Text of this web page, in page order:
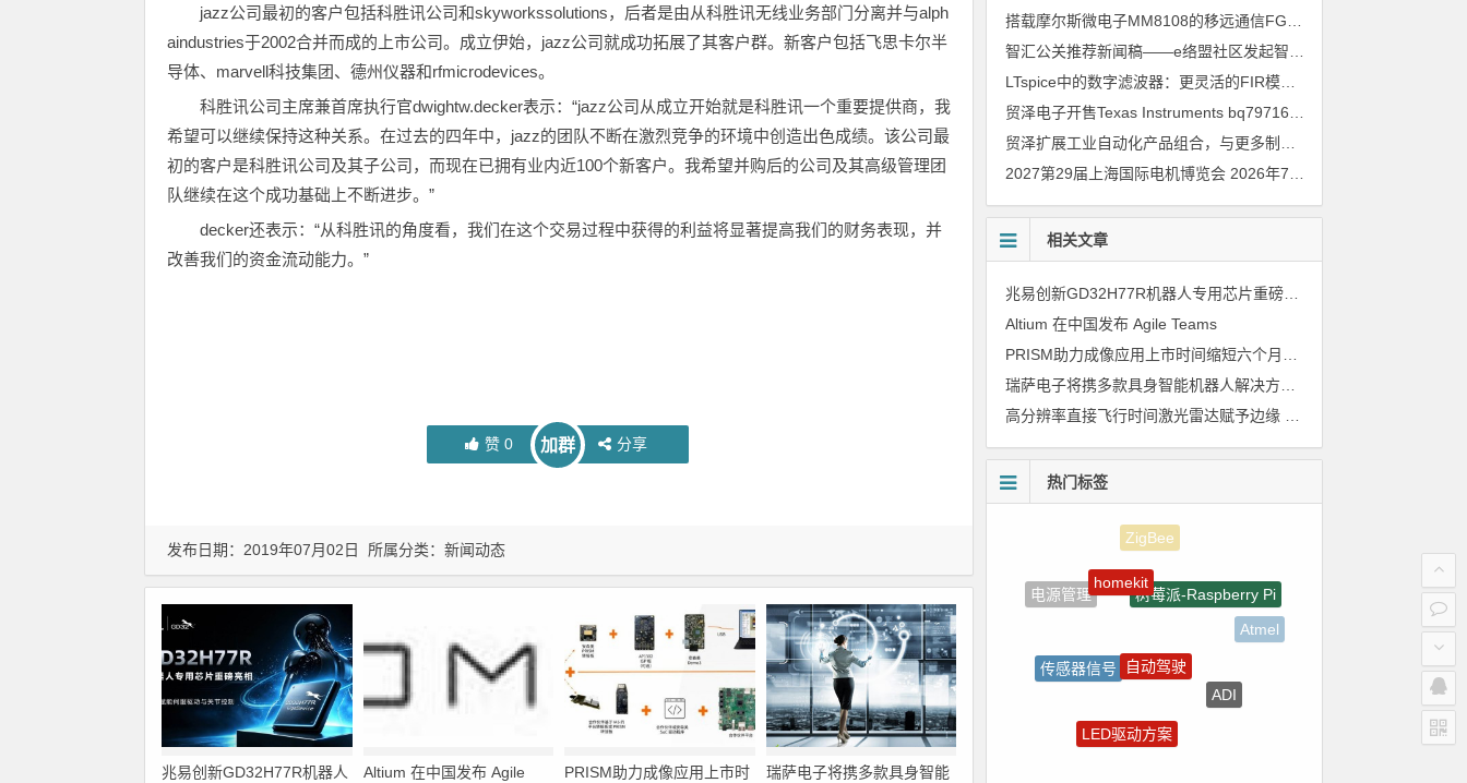
jazz公司最初的客户包括科胜讯公司和skyworkssolutions，后者是由从科胜讯无线业务部门分离并与alph
aindustries于2002合并而成的上市公司。成立伊始，jazz公司就成功拓展了其客户群。新客户包括飞思卡尔半
导体、marvell科技集团、德州仪器和rfmicrodevices。
科胜讯公司主席兼首席执行官dwightw.decker表示：“jazz公司从成立开始就是科胜讯一个重要提供商，我
希望可以继续保持这种关系。在过去的四年中，jazz的团队不断在激烈竞争的环境中创造出色成绩。该公司最
初的客户是科胜讯公司及其子公司，而现在已拥有业内近100个新客户。我希望并购后的公司及其高级管理团
队继续在这个成功基础上不断进步。”
decker还表示：“从科胜讯的角度看，我们在这个交易过程中获得的利益将显著提高我们的财务表现，并
改善我们的资金流动能力。”
赞0 加群 分享
发布日期：2019年07月02日 所属分类： 新闻动态
兆易创新GD32H77R机器人 Altium 在中国发布 Agile PRISM助力成像应用上市时 瑞萨电子将携多款具身智能
LTspice中的数字滤波器：更灵活的FIR模型
2027第29届上海国际电机博览会 2026年7月30日
相关文章
兆易创新GD32H77R机器人专用芯片重磅亮相，精准赋能伺服驱动与关节控制
Altium 在中国发布 Agile Teams
热门标签
电源管理
树莓派-Raspberry Pi
Atmel
裸视三维产品
LED驱动方案